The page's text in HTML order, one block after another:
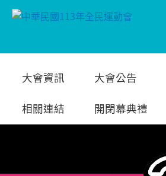
大會資訊 大會公告
相關連結 開閉幕典禮